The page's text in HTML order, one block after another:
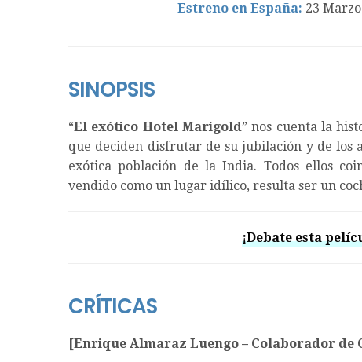
Estreno en España: 23
SINOPSIS
“El exótico Hotel Marigold” nos cuenta la
que deciden disfrutar de su jubilación y de los
exótica población de la India. Todos ellos
vendido como un lugar idílico, resulta ser un
¡Debate esta
CRÍTICAS
[Enrique Almaraz Luengo – Colaborador de